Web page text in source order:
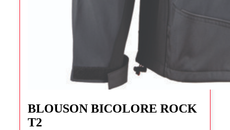
produit
a
plusieurs
BLOUSON BICOLORE ROCK
T2